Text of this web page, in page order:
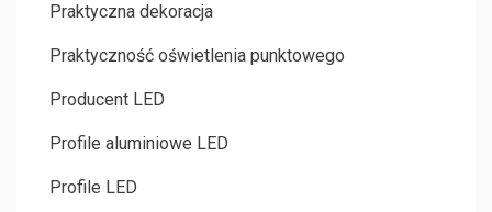
Praktyczna dekoracja
Praktyczność oświetlenia punktowego
Producent LED
Profile aluminiowe LED
Profile LED